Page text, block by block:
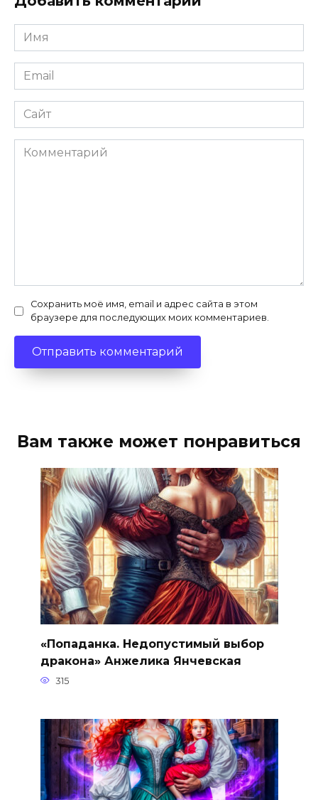
Имя
*
Email
*
Сайт
Комментарий
Сохранить моё имя, email и адрес сайта в этом
браузере для последующих моих комментариев.
Вам также может понравиться
«Попаданка. Недопустимый выбор
дракона» Анжелика Янчевская
315